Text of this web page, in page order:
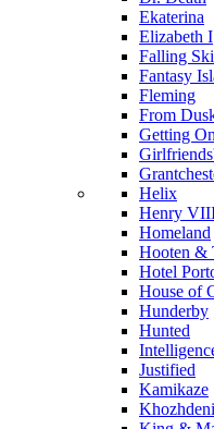
Ekaterina
Elizabeth I
Falling
Fantasy
Fleming
From
Getting On
Helix
Henry
Homeland
Hooten &
Hotel
House of
Hunderby
Hunted
Justified
Kamikaze